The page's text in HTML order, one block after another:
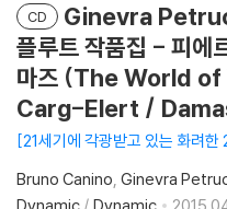
CD
Ginevra
플루트 작품집 - 피에
마즈 (The World
Carg-Elert /
21세기에 각광받고 있는 화려
Bruno Canino Ginevra